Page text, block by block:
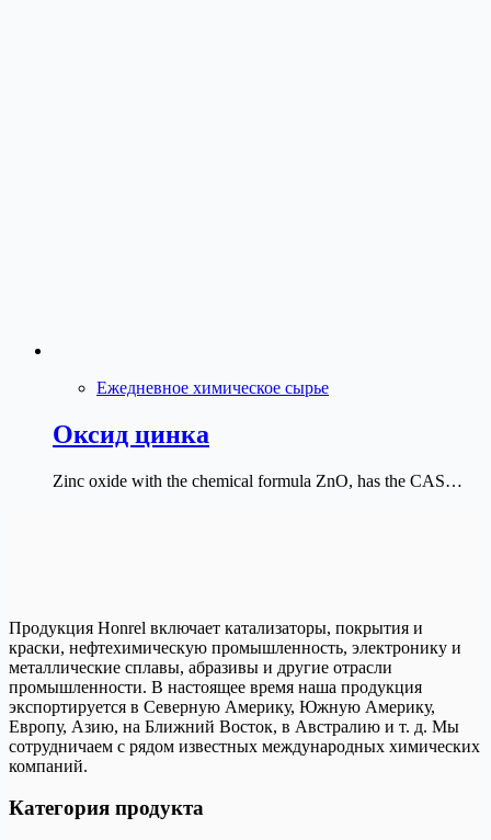
Ежедневное химическое сырье
Оксид цинка
Zinc oxide with the chemical formula ZnO, has the CAS…
Продукция Honrel включает катализаторы, покрытия и
краски, нефтехимическую промышленность, электронику и
металлические сплавы, абразивы и другие отрасли
промышленности. В настоящее время наша продукция
экспортируется в Северную Америку, Южную Америку,
Европу, Азию, на Ближний Восток, в Австралию и т. д. Мы
сотрудничаем с рядом известных международных химических
компаний.
Категория продукта